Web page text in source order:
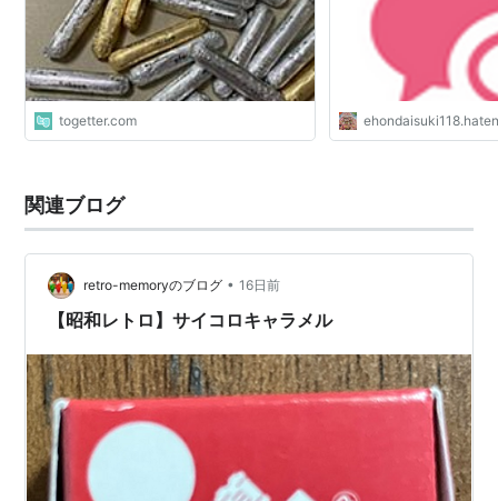
togetter.com
関連ブログ
retro-memoryのブログ • 16日前
【昭和レトロ】サイコロキャラメル